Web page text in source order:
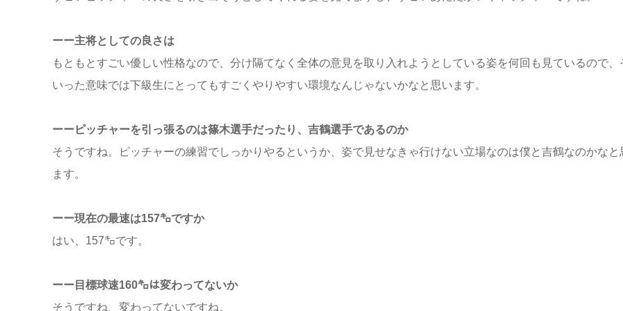
ーー主将としての良さは
もともとすごい優しい性格なので、分け隔てなく全体の意見を取り入れようとしている姿を何回も見ているので、
いった意味では下級生にとってもすごくやりやすい環境なんじゃないかなと思います。
ーーピッチャーを引っ張るのは篠木選手だったり、吉鶴選手であるのか
そうですね。ピッチャーの練習でしっかりやるというか、姿で見せなきゃ行けない立場なのは僕と吉鶴なのかなと
ます。
ーー現在の最速は157㌔ですか
はい、157㌔です。
ーー目標球速160㌔は変わってないか
そうですね、変わってないですね。